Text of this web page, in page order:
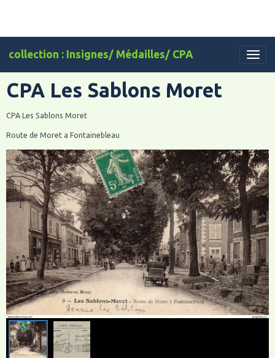
collection : Insignes/ Médailles/ CPA
CPA Les Sablons Moret
CPA Les Sablons Moret
Route de Moret a Fontainebleau